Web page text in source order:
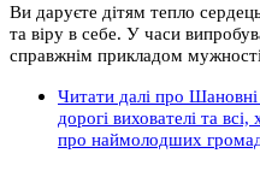
Ви даруєте дітям тепло
та віру в себе. У часи
справжнім прикладом
Читати далі про Шановні
дорогі вихователі та
про наймолодших